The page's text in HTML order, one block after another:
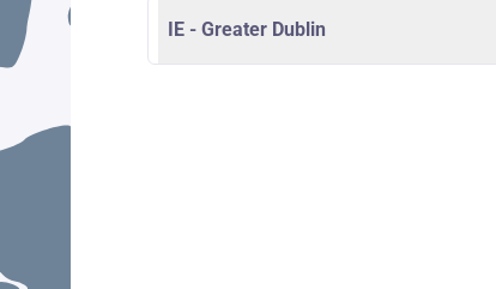
IE - Greater Dublin